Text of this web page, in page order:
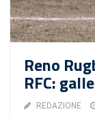
Reno
RFC:
REDAZIONE